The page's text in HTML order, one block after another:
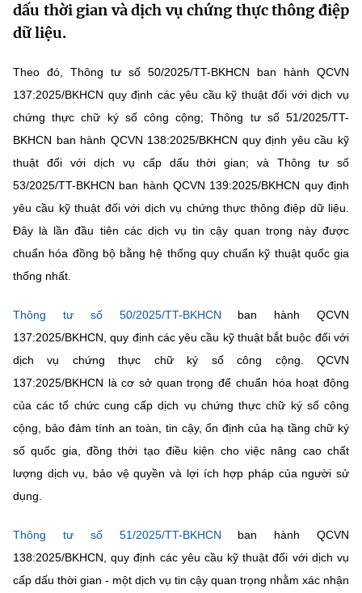
Sở hữu trí tuệ
Tiêu chuẩn, đo lường, chất lượng
Năng lượng nguyên tử
Tin địa phương
Lấy ý kiến người dân về dự thảo VBQPPL
Khoa học và Công nghệ
Chuyển đổi số
Bưu chính, Viễn thông
Sở hữu trí tuệ
Năng lượng nguyên tử
Multimedia
Khác
Videos
Infographic
Ảnh
Voice
Nhiệm vụ trọng tâm
Vietnamese English
BỘ KHOA HỌC VÀ CÔNG NGHỆ
MINISTRY OF SCIENCE AND TECHNOLOGY
Điều khoản sử dụng
Chịu trách nhiệm nội dung: Nguyễn Thị Hải Hằng
Giám đốc Trung tâm Truyền thông Khoa học và Công nghệ.
Địa chỉ: Ban Biên tập Cổng TTĐT - 18 Nguyễn Du, TP. Hà Nội
dấu thời gian và dịch vụ chứng thực thông điệp
dữ liệu.
Theo đó, Thông tư số 50/2025/TT-BKHCN ban hành QCVN
137:2025/BKHCN quy định các yêu cầu kỹ thuật đối với dịch vụ
chứng thực chữ ký số công cộng; Thông tư số 51/2025/TT-
BKHCN ban hành QCVN 138:2025/BKHCN quy định yêu cầu kỹ
thuật đối với dịch vụ cấp dấu thời gian; và Thông tư số
53/2025/TT-BKHCN ban hành QCVN 139:2025/BKHCN quy định
yêu cầu kỹ thuật đối với dịch vụ chứng thực thông điệp dữ liệu.
Đây là lần đầu tiên các dịch vụ tin cậy quan trọng này được
chuẩn hóa đồng bộ bằng hệ thống quy chuẩn kỹ thuật quốc gia
thống nhất.
Thông tư số 50/2025/TT-BKHCN ban hành QCVN
137:2025/BKHCN, quy định các yêu cầu kỹ thuật bắt buộc đối với
dịch vụ chứng thực chữ ký số công cộng. QCVN
137:2025/BKHCN là cơ sở quan trọng để chuẩn hóa hoạt động
của các tổ chức cung cấp dịch vụ chứng thực chữ ký số công
cộng, bảo đảm tính an toàn, tin cậy, ổn định của hạ tầng chữ ký
số quốc gia, đồng thời tạo điều kiện cho việc nâng cao chất
lượng dịch vụ, bảo vệ quyền và lợi ích hợp pháp của người sử
dụng.
Thông tư số 51/2025/TT-BKHCN ban hành QCVN
138:2025/BKHCN, quy định các yêu cầu kỹ thuật đối với dịch vụ
cấp dấu thời gian - một dịch vụ tin cậy quan trọng nhằm xác nhận